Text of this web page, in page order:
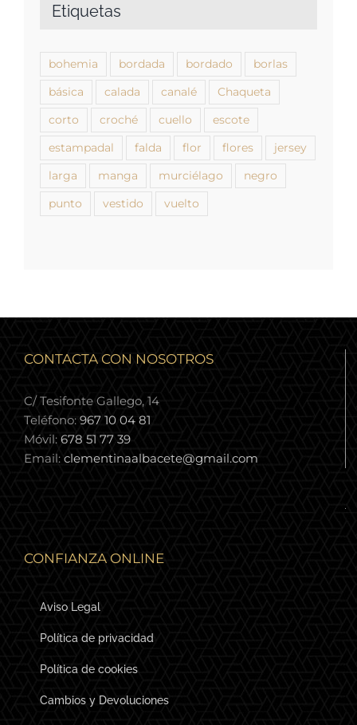
Etiquetas
bohemia bordada bordado borlas
básica calada canalé Chaqueta
corto croché cuello escote
estampadal falda flor flores jersey
larga manga murciélago negro
punto vestido vuelto
CONTACTA CON NOSOTROS
C/ Tesifonte Gallego, 14
Teléfono: 967 10 04 81
Móvil: 678 51 77 39
Email: clementinaalbacete@gmail.com
CONFIANZA ONLINE
Aviso Legal
Política de privacidad
Política de cookies
Cambios y Devoluciones